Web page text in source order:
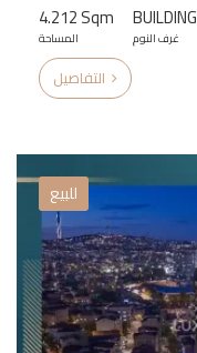
4.212 Sqm
المساحة
BUILDING
غرف النوم
للبيع